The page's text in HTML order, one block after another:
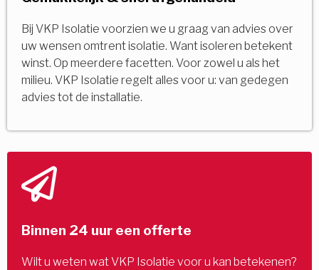
Bij VKP Isolatie voorzien we u graag van advies over
uw wensen omtrent isolatie. Want isoleren betekent
winst. Op meerdere facetten. Voor zowel u als het
milieu. VKP Isolatie regelt alles voor u: van gedegen
advies tot de installatie.
Binnen 24 uur een offerte
Wilt u weten wat VKP Isolatie voor u kan betekenen?